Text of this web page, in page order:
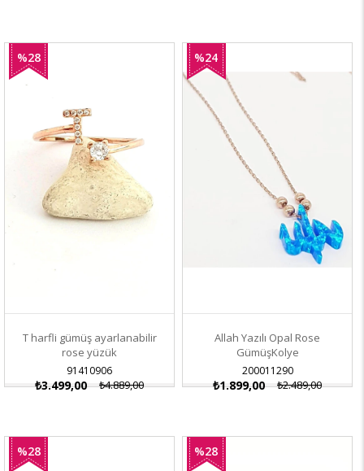
T harfli gümüş ayarlanabilir
rose yüzük
91410906
₺3.499,00 ₺4.889,00
%28
İndirim
Allah Yazılı Opal Rose
GümüşKolye
200011290
₺1.899,00 ₺2.489,00
%24
İndirim
%28
%28